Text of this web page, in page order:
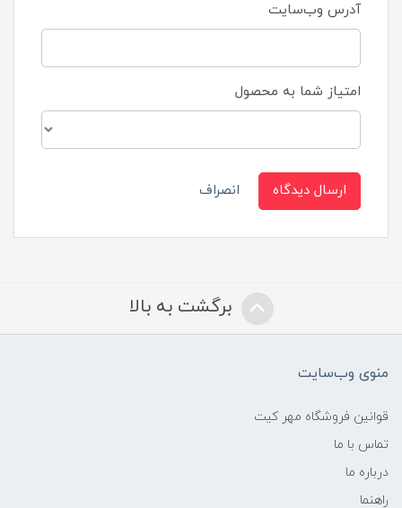
آدرس وب‌سایت
امتیاز شما به محصول
ارسال دیدگاه انصراف
برگشت به بالا
منوی وب‌سایت
قوانین فروشگاه مهر کیت
تماس با ما
درباره ما
راهنما